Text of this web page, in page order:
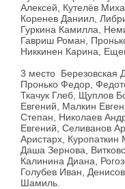
Алексей, Кутелёв
Коренев Даниил,
Гуркина Камилла,
Гавриш Роман,
Никкинен Карина,
3 место Березовская
Пронько Федор,
Ткачук Глеб, Щуплов
Евгений, Малкин
Степан, Николаев
Евгений, Селиванов
Аристарх, Куропаткин
Даша Зернова,
Калинина Диана,
Голубев Иван,
Шамиль.